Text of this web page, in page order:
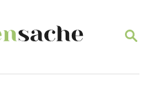
S
R